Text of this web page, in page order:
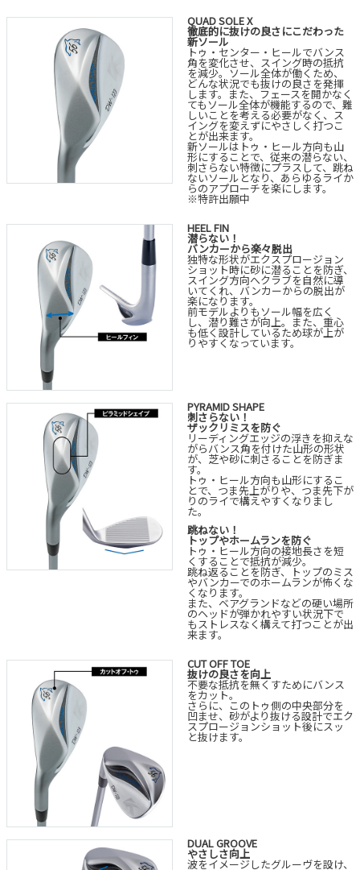
QUAD SOLE X
徹底的に抜けの良さにこだわった
新ソール
トゥ・センター・ヒールでバンス
角を変化させ、スイング時の抵抗
を減少。ソール全体が働くため、
どんな状況でも抜けの良さを発揮
します。また、フェースを開かなく
てもソール全体が機能するので、難
しいことを考える必要がなく、ス
イングを変えずにやさしく打つこ
とが出来ます。
新ソールはトゥ・ヒール方向も山
形にすることで、従来の潜らない、
刺さらない特徴にプラスして、跳ね
ないソールとなり、あらゆるライか
らのアプローチを楽にします。
※特許出願中
HEEL FIN
潜らない！
バンカーから楽々脱出
独特な形状がエクスプロージョン
ショット時に砂に潜ることを防ぎ、
スイング方向へクラブを自然に導
いてくれ、バンカーからの脱出が
楽になります。
前モデルよりもソール幅を広く
し、潜り難さが向上。また、重心
も低く設計しているため球が上が
りやすくなっています。
PYRAMID SHAPE
刺さらない！
ザックリミスを防ぐ
リーディングエッジの浮きを抑えな
がらバンス角を付けた山形の形状
が、芝や砂に刺さることを防ぎま
す。
トゥ・ヒール方向も山形にするこ
とで、つま先上がりや、つま先下が
りのライで構えやすくなりまし
た。
跳ねない！
トップやホームランを防ぐ
トゥ・ヒール方向の接地長さを短
くすることで抵抗が減少。
跳ね返ることを防ぎ、トップのミス
やバンカーでのホームランが怖くな
くなります。
また、ベアグランドなどの硬い場所
のヘッドが弾かれやすい状況下で
もストレスなく構えて打つことが出
来ます。
CUT OFF TOE
抜けの良さを向上
不要な抵抗を無くすためにバンス
をカット。
さらに、このトゥ側の中央部分を
凹ませ、砂がより抜ける設計でエク
スプロージョンショット後にスッ
と抜けます。
DUAL GROOVE
やさしさ向上
波をイメージしたグルーヴを設け、